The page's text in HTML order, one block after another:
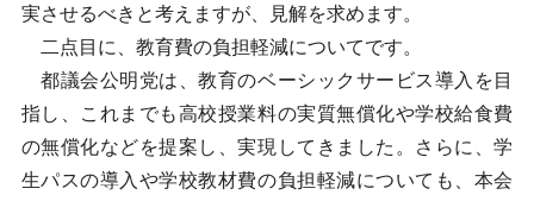
実させるべきと考えますが、見解を求めます。
二点目に、教育費の負担軽減についてです。
都議会公明党は、教育のベーシックサービス導入を目
指し、これまでも高校授業料の実質無償化や学校給食費
の無償化などを提案し、実現してきました。さらに、学
生パスの導入や学校教材費の負担軽減についても、本会